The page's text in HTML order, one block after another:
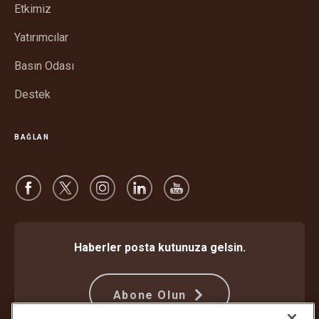
Etkimiz
Yatırımcılar
Basın Odası
Destek
BAĞLAN
Haberler posta kutunuza gelsin.
Abone Olun